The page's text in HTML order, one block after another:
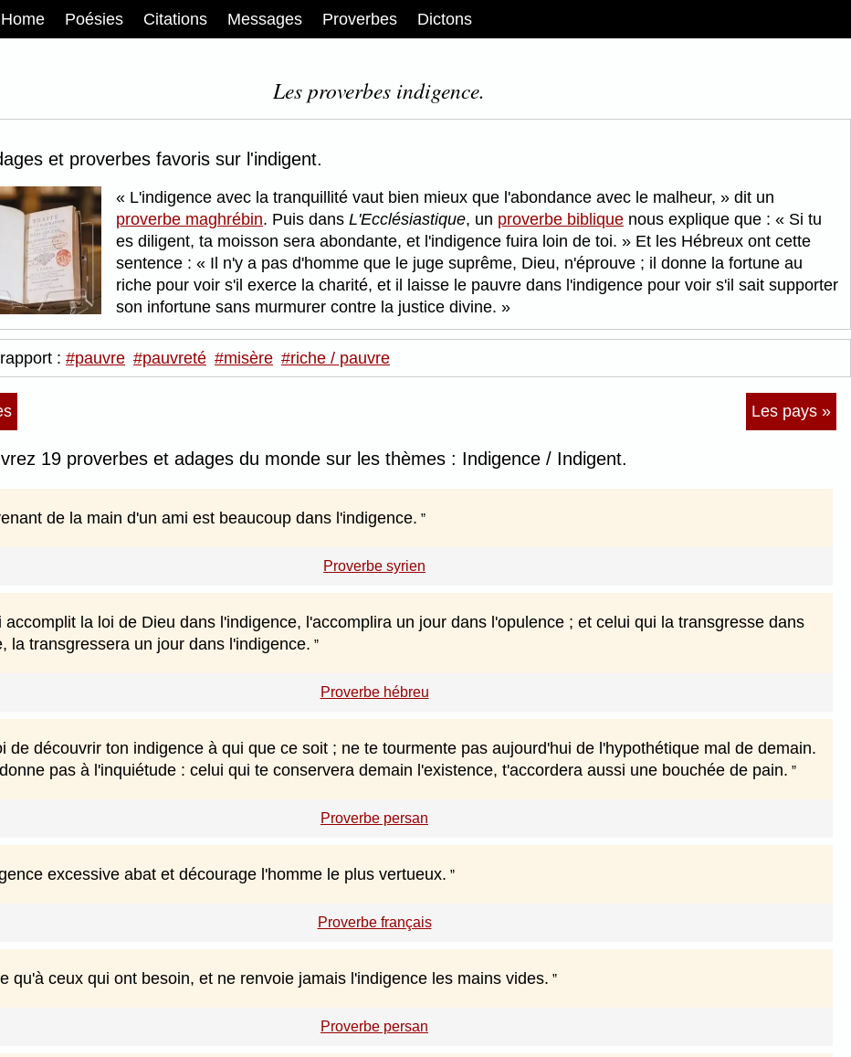
Home Poésies Citations Messages Proverbes Dictons
Les proverbes indigence.
et proverbes favoris sur l'indigent.
L'indigence avec la tranquillité vaut bien mieux que l'abondance avec le malheur,
dit un
proverbe maghrébin. Puis dans L'Ecclésiastique, un proverbe biblique nous explique que :
Si tu
es diligent, ta moisson sera abondante, et l'indigence fuira loin de toi.
Et les Hébreux ont cette
sentence :
Il n'y a pas d'homme que le juge suprême, Dieu, n'éprouve ; il donne la fortune au
riche pour voir s'il exerce la charité, et il laisse le pauvre dans l'indigence pour voir s'il sait supporter
son infortune sans murmurer contre la justice divine.
: #pauvre #pauvreté #misère #riche / pauvre
Les pays »
19 proverbes et adages du monde sur les thèmes : Indigence / Indigent.
de la main d'un ami est beaucoup dans l'indigence.
Proverbe syrien
accomplit la loi de Dieu dans l'indigence, l'accomplira un jour dans l'opulence ; et celui qui la transgresse dans
la transgressera un jour dans l'indigence.
Proverbe hébreu
de découvrir ton indigence à qui que ce soit ; ne te tourmente pas aujourd'hui de l'hypothétique mal de demain.
pas à l'inquiétude : celui qui te conservera demain l'existence, t'accordera aussi une bouchée de pain.
Proverbe persan
excessive abat et décourage l'homme le plus vertueux.
Proverbe français
qu'à ceux qui ont besoin, et ne renvoie jamais l'indigence les mains vides.
Proverbe persan